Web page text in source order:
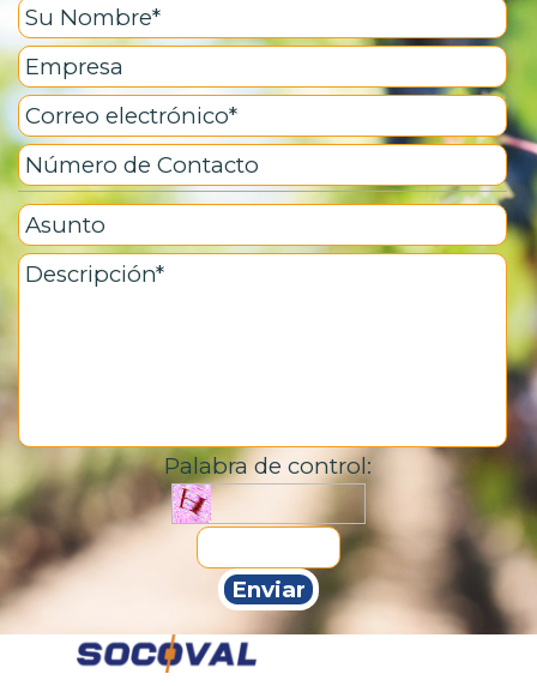
Palabra de control: